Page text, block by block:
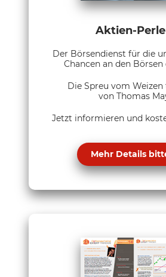
Aktien-
Der Börsendienst für die
Chancen an den
Die Spreu vom Weizen
von Thomas
Jetzt informieren und
Mehr Details